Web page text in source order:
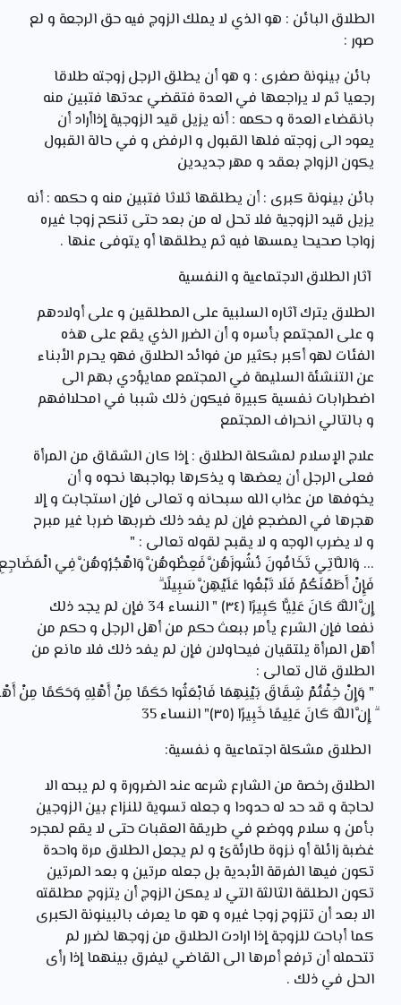
الطلاق البائن : هو الذي لا يملك الزوج فيه حق الرجعة و لع
صور :
بائن بينونة صغرى : و هو أن يطلق الرجل زوجته طلاقا
رجعيا ثم لا يراجعها في العدة فتقضي عدتها فتبين منه
بانقضاء العدة و حكمه : أنه يزيل قيد الزوجية إذاأراد أن
يعود الى زوجته فلها القبول و الرفض و في حالة القبول
يكون الزواج بعقد و مهر جديدين
بائن بينونة كبرى : أن يطلقها ثلاثا فتبين منه و حكمه : أنه
يزيل قيد الزوجية فلا تحل له من بعد حتى تنكح زوجا غيره
زواجا صحيحا يمسها فيه ثم يطلقها أو يتوفى عنها .
آثار الطلاق الاجتماعية و النفسية
الطلاق يترك آثاره السلبية على المطلقين و على أولادهم
و على المجتمع بأسره و أن الضرر الذي يقع على هذه
الفئات لهو أكبر بكثير من فوائد الطلاق فهو يحرم الأبناء
عن التنشئة السليمة في المجتمع ممايؤدي بهم الى
اضطرابات نفسية كبيرة فيكون ذلك شببا في امحلاافهم
و بالتالي انحراف المجتمع
علاج الإسلام لمشكلة الطلاق : إذا كان الشقاق من المرأة
فعلى الرجل أن يعضها و يذكرها بواجبها نحوه و أن
يخوفها من عذاب الله سبحانه و تعالى فإن استجابت و إلا
هجرها في المضجع فإن لم يفد ذلك ضربها ضربا غير مبرح
و لا يضرب الوجه و لا يقبح لقوله تعالى : "
... وَاللَّاتِي تَخَافُونَ نُشُوزَهُنَّ فَعِظُوهُنَّ وَاهْجُرُوهُنَّفِي
فَإِنْأَطَعْنَكُمْ فَلَا تَبْغُوا عَلَيْهِنَّسَبِيلًاۗ
إِنَّاللَّهَ كَانَ عَلِيًّا
كَبِيرًا ﴿٣٤﴾ " النساء 34 فإن لم يجد ذلك
نفعا فإن الشرع يأمر ببعث حكم من أهل الرجل و حكم من
أهل المرأة يلتقيان فيحاولان فإن لم يفد ذلك فلا مانع من
الطلاق قال تعالى :
" وَإِنْ خِفْتُمْ شِقَاقَ بَيْنِهِمَا فَابْعَثُوا حَكَمًا مِنْأَهْلِهِ وَحَكَمًا مِنْ
ۗ إِنَّاللَّهَ كَانَ عَلِيمًا خَبِيرًا ﴿٣٥﴾" النساء 35
الطلاق مشكلة اجتماعية و نفسية:
الطلاق رخصة من الشارع شرعه عند الضرورة و لم يبحه الا
لحاجة و قد حد له حدودا و جعله تسوية للنزاع بين الزوجين
بأمن و سلام ووضع في طريقة العقبات حتى لا يقع لمجرد
غضبة زائلة أو نزوة طارئةئ و لم يجعل الطلاق مرة واحدة
تكون فيها الفرقة الأبدية بل جعله مرتين و بعد المرتين
تكون الطلقة الثالثة التي لا يمكن الزوج أن يتزوج مطلقته
الا بعد أن تتزوج زوجا غيره و هو ما يعرف بالبينونة الكبرى
كما أباحت للزوجة إذا ارادت الطلاق من زوجها لضرر لم
تتحمله أن ترفع أمرها الى القاضي ليفرق بينهما إذا رأى
الحل في ذلك .